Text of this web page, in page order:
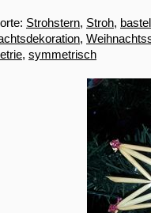
Strohstern, Stroh,
,
, symmetrisch